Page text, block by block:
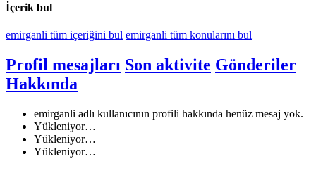
İçerik bul
emirganli tüm içeriğini bul emirganli tüm konularını bul
Profil mesajları Son aktivite Gönderiler
Hakkında
emirganli adlı kullanıcının profili hakkında henüz mesaj yok.
Yükleniyor…
Yükleniyor…
Yükleniyor…